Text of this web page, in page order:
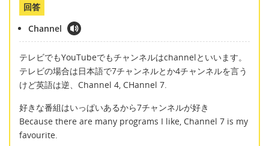
回答
Channel
テレビでもYouTubeでもチャンネルはchannelといいます。
テレビの場合は日本語で7チャンネルとか4チャンネルを言う
けど英語は逆、Channel 4, CHannel 7.
好きな番組はいっぱいあるから7チャンネルが好き
Because there are many programs I like, Channel 7 is my
favourite.